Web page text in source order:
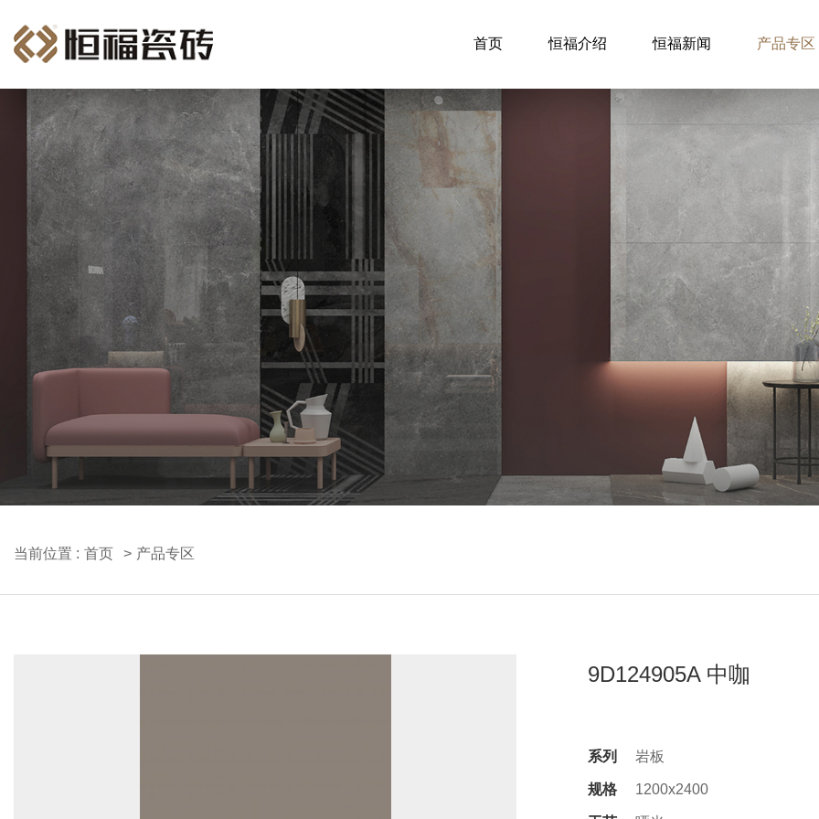
首页 恒福介绍 恒福新闻 产品专区
当前位置 : 首页 产品专区
9D124905A 中咖
系列 岩板
规格 1200x2400